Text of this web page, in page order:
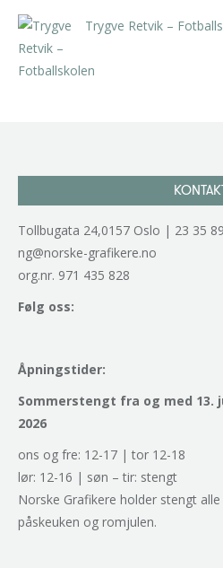
Trygve Retvik –
Tollbugata 24,0157 Oslo | 23 35
ng@norske-grafikere.no
org.nr. 971 435 828
Følg oss:
Åpningstider:
Sommerstengt fra og med 13.
2026
ons og fre: 12-17 | tor 12-18
lør: 12-16 | søn – tir: stengt
Norske Grafikere holder stengt
påskeuken og romjulen.